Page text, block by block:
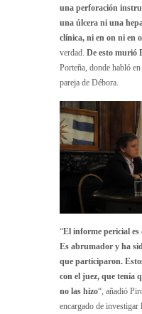
una perforación
una úlcera ni una
clínica, ni en on ni en
verdad. De esto murió
Porteña, donde habló
pareja de Débora.
“El informe pericial
Es abrumador y ha
que participaron.
con el juez, que tenía
no las hizo“, añadió
encargado de investigar